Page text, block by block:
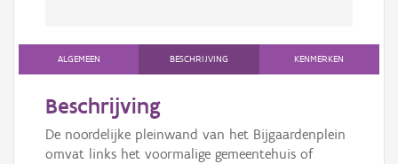
ALGEMEEN BESCHRIJVING KENMERKEN
Beschrijving
De noordelijke pleinwand van het Bijgaardenplein
omvat links het voormalige gemeentehuis of